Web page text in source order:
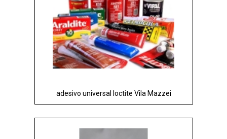
adesivo universal loctite Vila Mazzei